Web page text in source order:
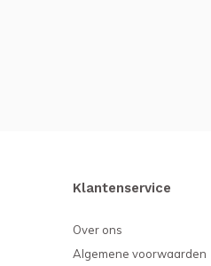
Klantenservice
Over ons
Algemene voorwaarden